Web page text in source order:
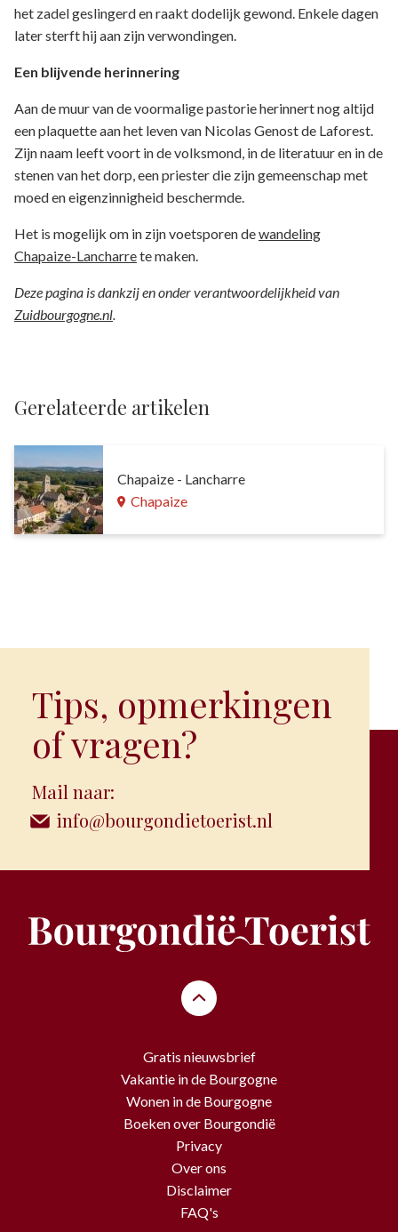
het zadel geslingerd en raakt dodelijk gewond. Enkele dagen
later sterft hij aan zijn verwondingen.
Een blijvende herinnering
Aan de muur van de voormalige pastorie herinnert nog altijd
een plaquette aan het leven van Nicolas Genost de Laforest.
Zijn naam leeft voort in de volksmond, in de literatuur en in de
stenen van het dorp, een priester die zijn gemeenschap met
moed en eigenzinnigheid beschermde.
Het is mogelijk om in zijn voetsporen dewandeling
Chapaize-Lancharrete maken.
Deze pagina is dankzij en onder verantwoordelijkheid van
Zuidbourgogne.nl
Gerelateerde artikelen
Chapaize - Lancharre
Chapaize
Tips, opmerkingen
of vragen?
Mail naar:
info@bourgondietoerist.nl
Gratis nieuwsbrief
Vakantie in de Bourgogne
Wonen in de Bourgogne
Boeken over Bourgondië
Privacy
Over ons
Disclaimer
FAQ's